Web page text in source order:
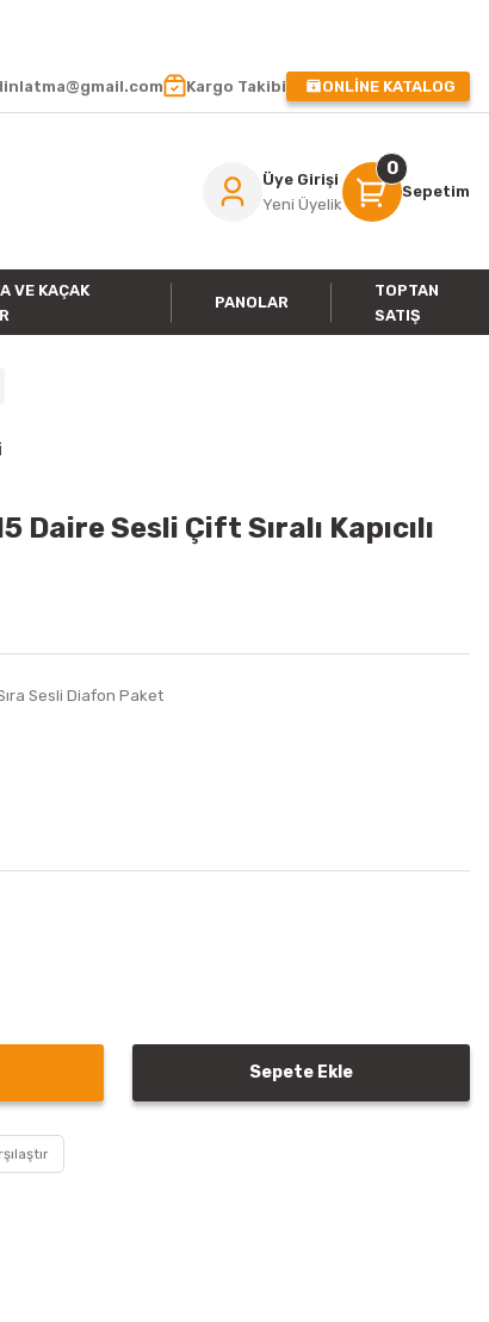
Kargo Takibi ONLİNE KATALOG
Üye Girişi
Yeni Üyelik
0
Sepetim
VE KAÇAK
PANOLAR
TOPTAN
SATIŞ
Sesli Çift Sıralı Kapıcılı
Sesli Diafon Paket
Sepete Ekle